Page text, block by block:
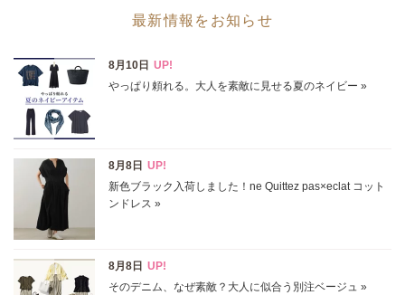
サイズ
掲載雑誌
価格
円～
表示オプション
最新情報をお知らせ